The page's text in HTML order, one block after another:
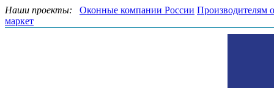
Наши проекты: Оконные компании России Производителям
маркет